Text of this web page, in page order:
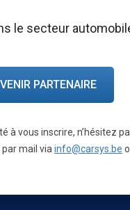
le secteur
PARTENAIRE
à vous inscrire, n’hésitez
mail via info@carsys.be